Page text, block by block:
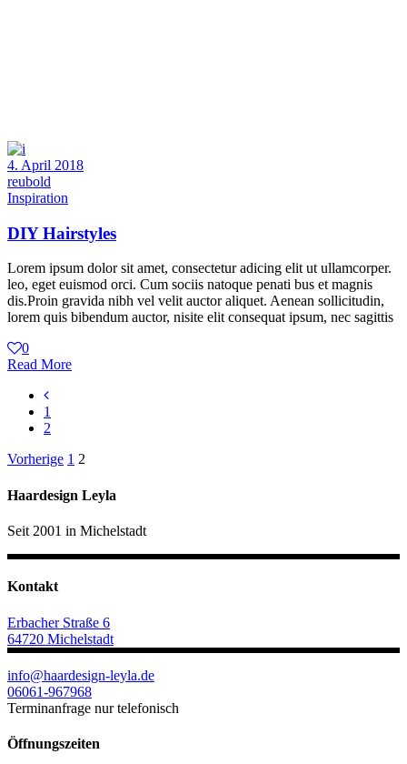
4. April 2018
reubold
Inspiration
DIY Hairstyles
Lorem ipsum dolor sit amet, consectetur adicing elit ut ullamcorper.
leo, eget euismod orci. Cum sociis natoque penati bus et magnis
dis.Proin gravida nibh vel velit auctor aliquet. Aenean sollicitudin,
lorem quis bibendum auctor, nisite elit consequat ipsum, nec sagittis
0
Read More
1
2
Seitennummerierung
der
Vorherige 1 2
Haardesign Leyla
Seit 2001 in Michelstadt
Kontakt
Erbacher Straße 6
64720 Michelstadt
info@haardesign-leyla.de
06061-967968
Terminanfrage nur telefonisch
Öffnungszeiten